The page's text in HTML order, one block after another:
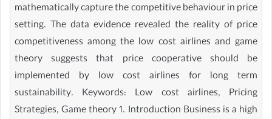
mathematically capture the competitive behaviour in price
setting. The data evidence revealed the reality of price
competitiveness among the low cost airlines and game
theory suggests that price cooperative should be
implemented by low cost airlines for long term
sustainability. Keywords: Low cost airlines, Pricing
Strategies, Game theory 1. Introduction Business is a high